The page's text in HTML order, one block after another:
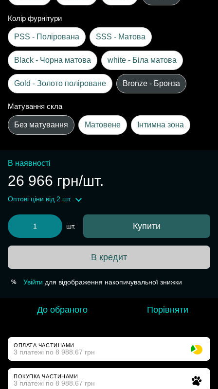
Колір фурнітури
PSS - Полірована SSS - Матова
Black - Чорна матова white - Біла матова
Gold - Золото поліроване Bronze - Бронза
Матування скла
Без матування Матовене Інтимна зона
В наявності
26 966 грн/шт.
Оптові ціни від 2 шт.
шт. Купити
В кредит
% Увійти для відображення накопичувальної знижки
До обраного Порівняти
ОПЛАТА ЧАСТИНАМИ
3 платежі по 8 988.67 грн
ПОКУПКА ЧАСТИНАМИ
3 платежі по 8 988.67 грн